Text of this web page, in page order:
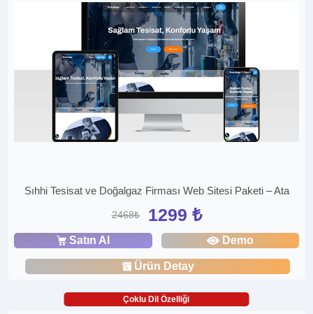
Sıhhi Tesisat ve Doğalgaz Firması Web Sitesi Paketi – Ata
2468₺ 1299 ₺
Satın Al Demo
Ürün Detay
Çoklu Dil Özelliği